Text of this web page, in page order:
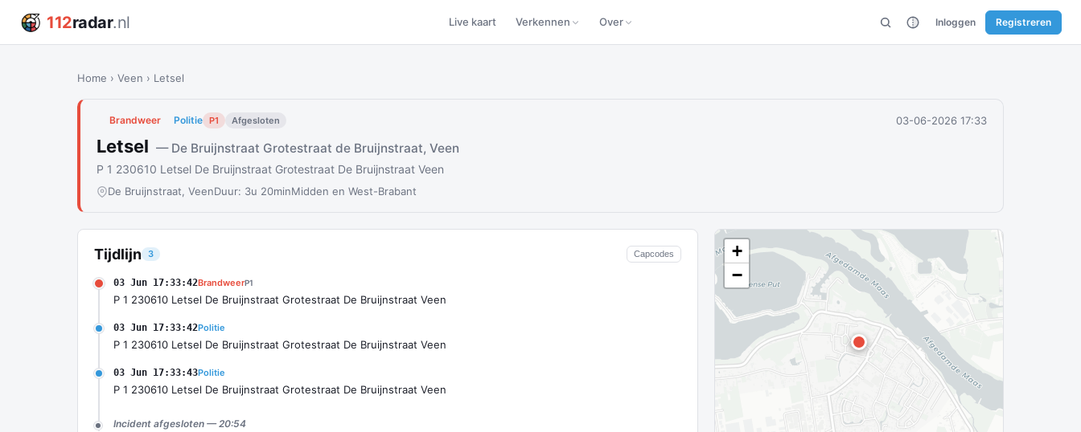
112radar.nl Live kaart Verkennen Over Inloggen Registreren
Home › Veen › Letsel
Brandweer Politie P1 Afgesloten 03-06-2026 17:33
Letsel — De Bruijnstraat Grotestraat de Bruijnstraat, Veen
P 1 230610 Letsel De Bruijnstraat Grotestraat De Bruijnstraat Veen
De Bruijnstraat, VeenDuur: 3u 20minMidden en West-Brabant
Tijdlijn 3 Capcodes
03 Jun 17:33:42BrandweerP1
P 1 230610 Letsel De Bruijnstraat Grotestraat De Bruijnstraat Veen
03 Jun 17:33:42Politie
P 1 230610 Letsel De Bruijnstraat Grotestraat De Bruijnstraat Veen
03 Jun 17:33:43Politie
P 1 230610 Letsel De Bruijnstraat Grotestraat De Bruijnstraat Veen
Incident afgesloten — 20:54
+
−